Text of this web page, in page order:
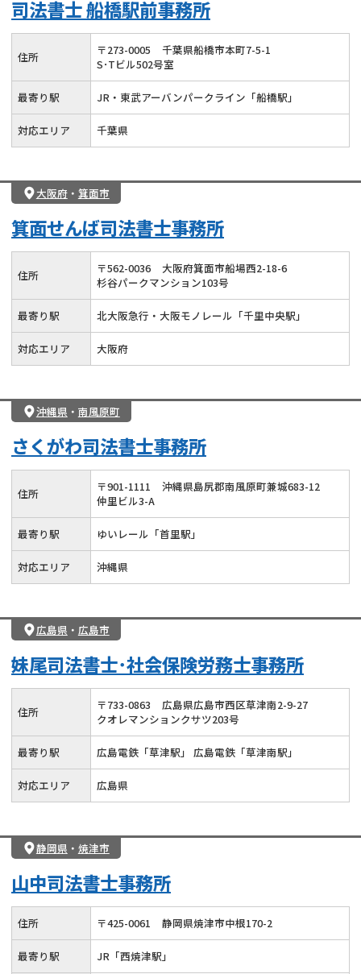
司法書士 船橋駅前事務所
住所 〒273-0005
千葉県船橋市本町7-5-1
S･Tビル502号室
最寄り駅 JR・東武アーバンパークライン「船橋駅」
対応エリア 千葉県
大阪府・ 箕面市
箕面せんば司法書士事務所
住所 〒562-0036
大阪府箕面市船場西2-18-6
杉谷パークマンション103号
最寄り駅 北大阪急行・大阪モノレール「千里中央駅」
対応エリア 大阪府
沖縄県 ・ 南風原町
さくがわ司法書士事務所
住所 〒901-1111
沖縄県島尻郡南風原町兼城683-12
仲里ビル3-A
最寄り駅 ゆいレール「首里駅」
対応エリア 沖縄県
広島県 ・ 広島市
妹尾司法書士･社会保険労務士事務所
住所 〒733-0863
広島県広島市西区草津南2-9-27
クオレマンションクサツ203号
最寄り駅 広島電鉄「草津駅」 広島電鉄「草津南駅」
対応エリア 広島県
静岡県 ・ 焼津市
山中司法書士事務所
住所 〒425-0061 静岡県焼津市中根170-2
最寄り駅 JR「西焼津駅」